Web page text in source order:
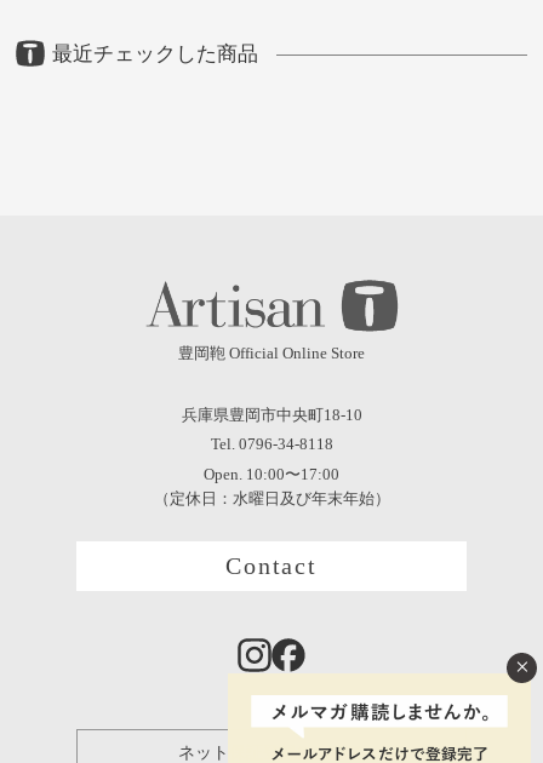
最近チェックした商品
豊岡鞄 Official Online Store
兵庫県豊岡市中央町18-10
Tel. 0796-34-8118
Open. 10:00〜17:00
（定休日：水曜日及び年末年始）
Contact
ネット保証登録について
×